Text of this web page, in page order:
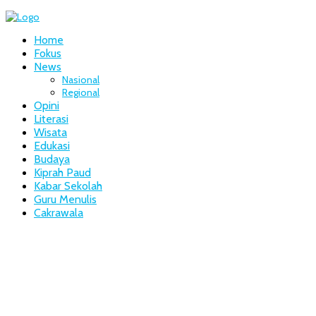
Home
Fokus
News
Nasional
Regional
Opini
Literasi
Wisata
Edukasi
Budaya
Kiprah Paud
Kabar Sekolah
Guru Menulis
Cakrawala